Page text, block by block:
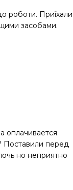
роботи. Приїхали
засобами.
оплачивается
Поставили перед
но неприятно